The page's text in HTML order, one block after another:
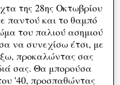
της 28ης Οκτωβρίου
παντού και το θαμπό
του παλιού ασημιού
να συνεχίσω έτσι, με
προκαλώντας σας
σας. Θα μπορούσα
'40, προσπαθώντας